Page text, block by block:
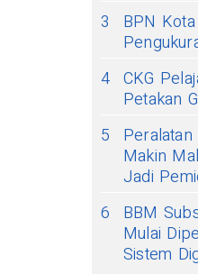
3
BPN
4 CKG
Petakan
5
Makin
Jadi
6
BBM
Mulai
Sistem